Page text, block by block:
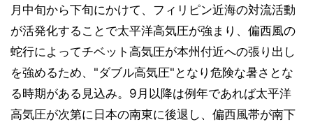
月中旬から下旬にかけて、フィリピン近海の対流活動
が活発化することで太平洋高気圧が強まり、偏西風の
蛇行によってチベット高気圧が本州付近への張り出し
を強めるため、"ダブル高気圧"となり危険な暑さとな
る時期がある見込み。9月以降は例年であれば太平洋
高気圧が次第に日本の南東に後退し、偏西風帯が南下